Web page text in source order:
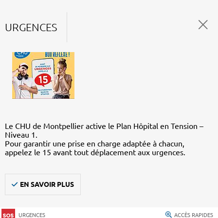
URGENCES
Le CHU de Montpellier active le Plan Hôpital en Tension –
Niveau 1.
Pour garantir une prise en charge adaptée à chacun,
appelez le 15 avant tout déplacement aux urgences.
EN SAVOIR PLUS
URGENCES ACCÈS RAPIDES